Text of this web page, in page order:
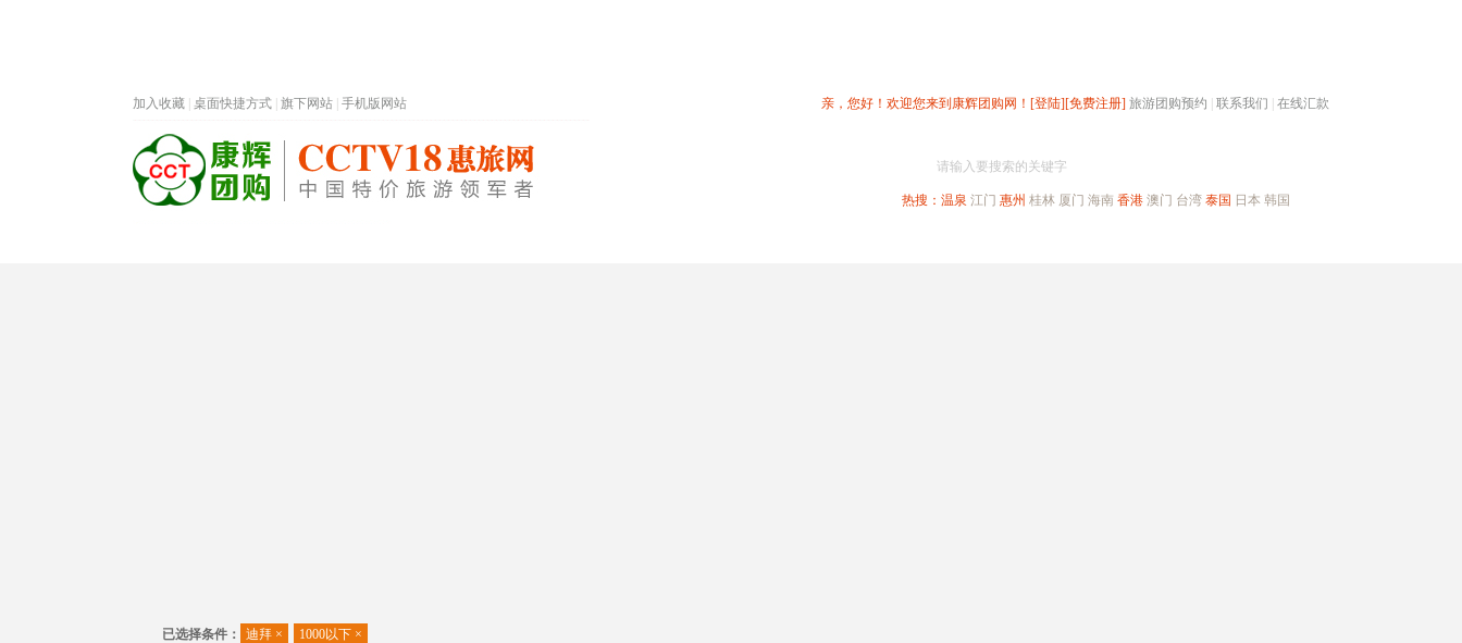
亲，您好！欢迎您来到康辉团购网！ [登陆][免费注册] 旅游团购预约 联系我们 在线汇款
加入收藏 桌面快捷方式 旗下网站 手机版网站
请输入要搜索的关键字
热搜： 温泉 江门 惠州 桂林 厦门 海南 香港 澳门 台湾 泰国 日本 韩国
已选择条件： 迪拜 × 1000以下 ×